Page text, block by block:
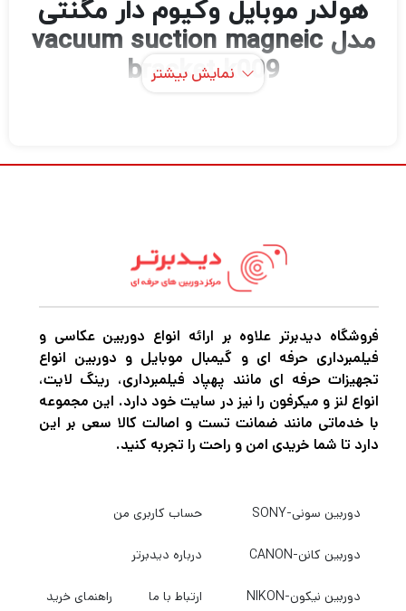
هولدر موبایل وکیوم دار مگنتی
مدل vacuum suction magneic
bracket k009
که به شما این امکان را می‌دهد تا موبایل خود را
به‌صورت محکم و ایمن در جای خود نگه دارید.
ویژگی‌ها:
مگنت قوی:این هولدر مجهز به آهن‌ربای
قوی است که موبایل شما را با امنیت بالا
پایه وکیوم دار:
پایه وکیوم این هولدر
امکان چسبیدن محکم به سطوح صاف
نمایش بیشتر
فروشگاه دیدبرتر علاوه بر ارائه انواع دوربین عکاسی و
فیلمبرداری حرفه ای و گیمبال موبایل و دوربین انواع
تجهیزات حرفه ای مانند پهپاد فیلمبرداری، رینگ لایت،
انواع لنز و میکرفون را نیز در سایت خود دارد. این مجموعه
با خدماتی مانند ضمانت تست و اصالت کالا سعی بر این
دارد تا شما خریدی امن و راحت را تجربه کنید.
دوربین سونی-SONY
دوربین کانن-CANON
دوربین نیکون-NIKON
حساب کاربری من
درباره دیدبرتر
ارتباط با ما راهنمای خرید